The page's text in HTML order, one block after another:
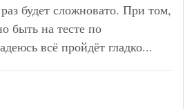
будет сложновато. При том,
быть на тесте по
всё пройдёт гладко...